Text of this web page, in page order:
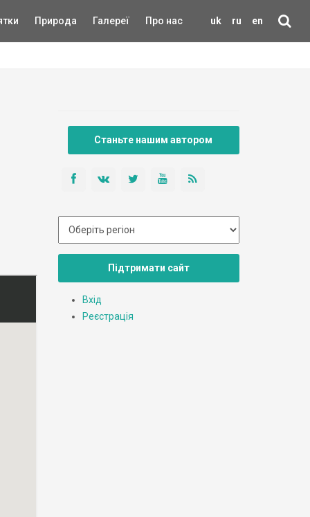
uk ru en
Природа Галереї Про нас
Станьте нашим автором
Підтримати сайт
Вхід
Реєстрація